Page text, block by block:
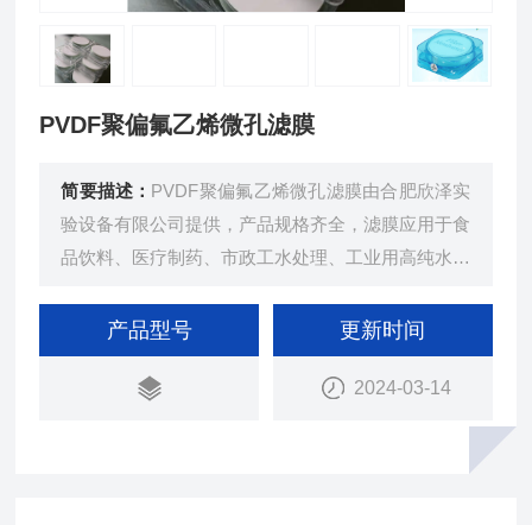
PVDF聚偏氟乙烯微孔滤膜
简要描述： PVDF聚偏氟乙烯微孔滤膜由合肥欣泽实
验设备有限公司提供，产品规格齐全，滤膜应用于食
品饮料、医疗制药、市政工水处理、工业用高纯水、
回用、物料浓缩提纯等多种行业。
产品型号 更新时间
2024-03-14